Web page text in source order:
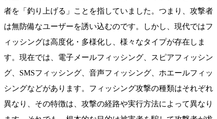
者を「釣り上げる」ことを指していました。つまり、攻撃者
は無防備なユーザーを誘い込むのです。しかし、現代ではフ
ィッシングは高度化・多様化し、様々なタイプが存在しま
す。現在では、電子メールフィッシング、スピアフィッシン
グ、SMSフィッシング、音声フィッシング、ホエールフィッ
シングなどがあります。フィッシング攻撃の種類はそれぞれ
異なり、その特徴は、攻撃の経路や実行方法によって異なり